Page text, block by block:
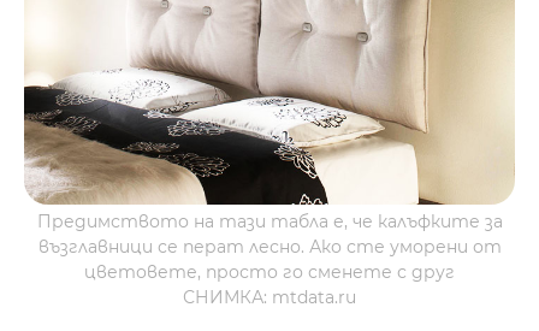
Предимството на тази табла е, че калъфките за
възглавници се перат лесно. Ако сте уморени от
цветовете, просто го сменете с друг
СНИМКА: mtdata.ru